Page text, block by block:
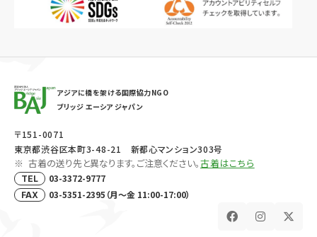
アジアに橋を架ける国際協力NGO
ブリッジ エーシア ジャパン
〒151-0071
東京都渋谷区本町3-48-21 新都心マンション303号
古着の送り先と異なります。ご注意ください。古着はこちら
TEL 03-3372-9777
FAX 03-5351-2395（月～金 11:00-17:00）